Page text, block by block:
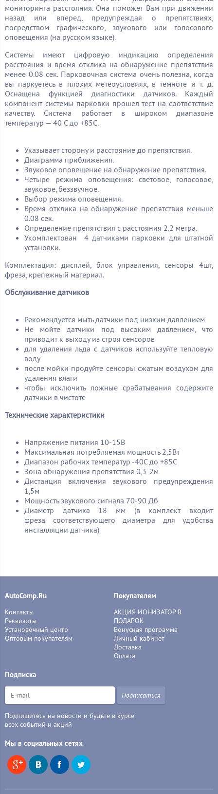
мониторинга расстояния. Она поможет Вам при движении
назад или вперед, предупреждая о препятствиях,
посредством графического, звукового или голосового
оповещения (на русском языке).
Системы имеют цифровую индикацию определения
расстояния и время отклика на обнаружение препятствия
менее 0.08 сек. Парковочная система очень полезна, когда
вы паркуетесь в плохих метеоусловиях, в темноте и т. д.
Оснащена функцией диагностики датчиков. Каждый
компонент системы парковки прошел тест на соответствие
качеству. Система работает в широком диапазоне
температур — 40 С до +85С.
Указывает сторону и расстояние до препятствия.
Диаграмма приближения.
Звуковое оповещение на обнаружение препятствия.
Четыре режима оповещения: световое, голосовое,
звуковое, беззвучное.
Выбор режима оповещения.
Время отклика на обнаружение препятствия меньше
0.08 сек.
Определение препятствия с расстояния 2.2 метра.
Укомплектован 4 датчиками парковки для штатной
установки.
Комплектация: дисплей, блок управления, сенсоры 4шт,
фреза, крепежный материал.
Обслуживание датчиков
Рекомендуется мыть датчики под низким давлением
Не мойте датчики под высоким давлением, что
приводит к выходу из строя сенсоров
для удаления льда с датчиков используйте тепловую
воду
после мойки продуйте сенсоры сжатым воздухом для
удаления влаги
чтобы исключить ложные срабатывания содержите
датчики в чистоте
Технические характеристики
Напряжение питания 10-15В
Максимальная потребляемая мощность 2,5Вт
Диапазон рабочих температур -40С до +85С
Зона обнаружения препятствия 0,3-2м
Дистанция включения звукового предупреждения
1,5м
Мощность звукового сигнала 70-90 Дб
Диаметр датчика 18 мм (в комплект входит
фреза соответствующего диаметра для удобства
инсталляции датчика)
AutoComp.Ru
Контакты
Реквизиты
Установочный центр
Оптовым покупателям
Покупателям
АКЦИЯ ИОНИЗАТОР В
ПОДАРОК
Бонусная программа
Личный кабинет
Доставка
Оплата
Подписка
Подписаться
Подпишитесь на новости и будьте в курсе
всех событий и акций
Мы в социальных сетях